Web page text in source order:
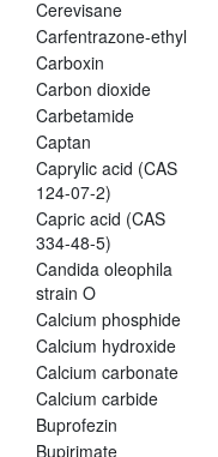
Cerevisane
Carfentrazone-ethyl
Carboxin
Carbon dioxide
Carbetamide
Captan
Caprylic acid (CAS
124-07-2)
Capric acid (CAS
334-48-5)
Candida oleophila
strain O
Calcium phosphide
Calcium hydroxide
Calcium carbonate
Calcium carbide
Buprofezin
Bupirimate